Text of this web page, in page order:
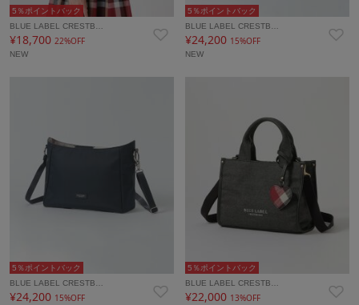
5％ポイントバック
BLUE LABEL CRESTB…
¥18,700 22%OFF
NEW
5％ポイントバック
BLUE LABEL CRESTB…
¥24,200 15%OFF
NEW
5％ポイントバック
BLUE LABEL CRESTB…
¥24,200 15%OFF
5％ポイントバック
BLUE LABEL CRESTB…
¥22,000 13%OFF